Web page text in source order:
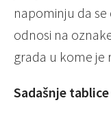
napominju da
odnosi na
grada u kome je
Sadašnje